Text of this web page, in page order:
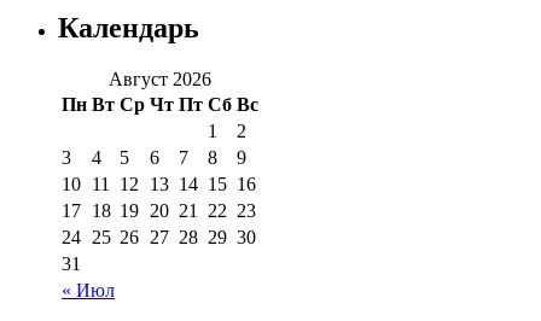
Календарь
Август 2026
Пн Вт Ср Чт Пт Сб Вс
« Июл
1
2
3
4 5 6 7 8
9
10 11 12 13 14 15 16
17 18 19 20 21 22 23
24 25 26 27 28 29 30
31